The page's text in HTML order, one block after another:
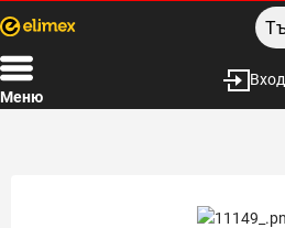
Меню
Вход